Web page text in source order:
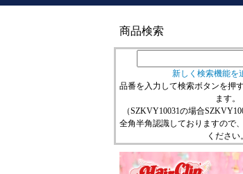
商品検索
新しく検索機能を
品番を入力して検索ボタンを押
ます。
（SZKVY10031の場合
全角半角認識しておりますので
ください。